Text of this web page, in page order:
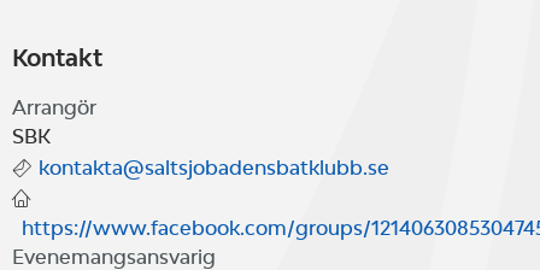
Kontakt
Arrangör
SBK
kontakta@saltsjobadensbatklubb.se
https://www.facebook.com/groups/
Evenemangsansvarig